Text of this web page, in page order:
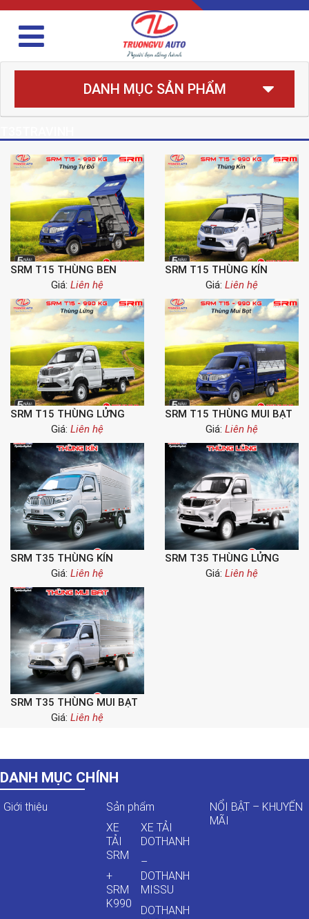
DANH MỤC SẢN PHẨM
SRM T15 THÙNG BEN
Giá: Liên hệ
SRM T15 THÙNG KÍN
Giá: Liên hệ
SRM T15 THÙNG LỬNG
Giá: Liên hệ
SRM T15 THÙNG MUI BẠT
Giá: Liên hệ
SRM T35 THÙNG KÍN
Giá: Liên hệ
SRM T35 THÙNG LỬNG
Giá: Liên hệ
SRM T35 THÙNG MUI BẠT
Giá: Liên hệ
DANH MỤC CHÍNH
Giới thiệu
Sản phẩm
XE
TẢI
SRM
+
SRM
K990
XE TẢI
DOTHANH
–
DOTHANH
MISSU
DOTHANH
NỔI BẬT – KHUYẾN
MÃI